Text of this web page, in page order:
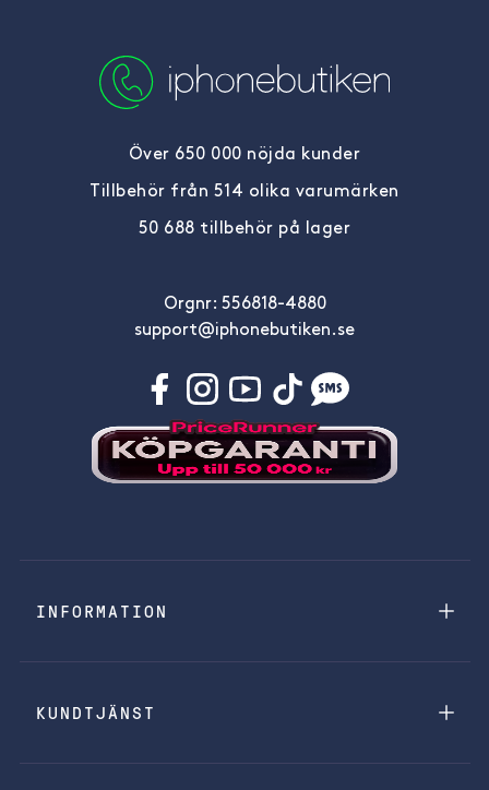
Över 650 000 nöjda kunder
Tillbehör från 514 olika varumärken
50 688 tillbehör på lager
Orgnr: 556818-4880
support@iphonebutiken.se
INFORMATION
KUNDTJÄNST